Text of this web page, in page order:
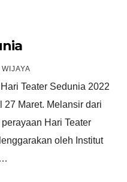
Teater Sedunia 2022
Maret. Melansir dari
Hari Teater
oleh Institut